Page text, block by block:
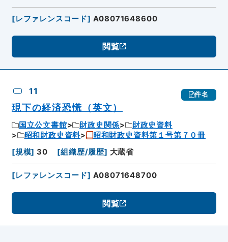
[レファレンスコード] A08071648600
閲覧
11 件名
現下の経済恐慌（英文）
国立公文書館 財政史関係
財政史資料
昭和財政史資料
昭和財政史資料第１号第７０冊
[規模] 30 [組織歴/履歴] 大蔵省
[レファレンスコード] A08071648700
閲覧